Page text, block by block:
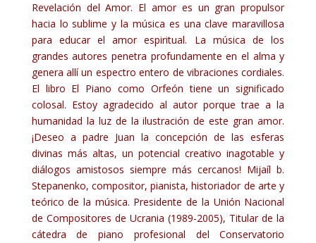
Revelación del Amor. El amor es un gran propulsor
hacia lo sublime y la música es una clave maravillosa
para educar el amor espiritual. La música de los
grandes autores penetra profundamente en el alma y
genera allí un espectro entero de vibraciones cordiales.
El libro El Piano como Orfeón tiene un significado
colosal. Estoy agradecido al autor porque trae a la
humanidad la luz de la ilustración de este gran amor.
¡Deseo a padre Juan la concepción de las esferas
divinas más altas, un potencial creativo inagotable y
diálogos amistosos siempre más cercanos! Mijaíl b.
Stepanenko, compositor, pianista, historiador de arte y
teórico de la música. Presidente de la Unión Nacional
de Compositores de Ucrania (1989-2005), Titular de la
cátedra de piano profesional del Conservatorio